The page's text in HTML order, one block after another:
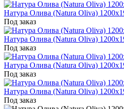
Натура Олива (Natura Oliva)
Под заказ
Натура Олива (Natura Oliva)
Под заказ
Натура Олива (Natura Oliva)
Под заказ
Натура Олива (Natura Oliva)
Под заказ